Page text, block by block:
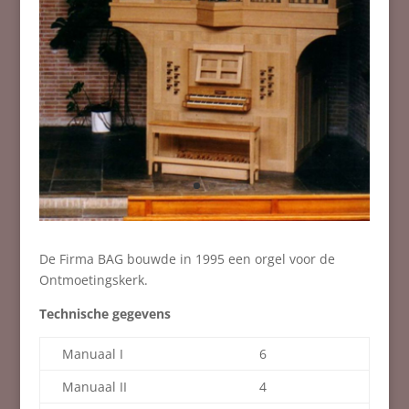
De Firma BAG bouwde in 1995 een orgel voor de
Ontmoetingskerk.
Technische gegevens
Manuaal I
6
Manuaal II
4